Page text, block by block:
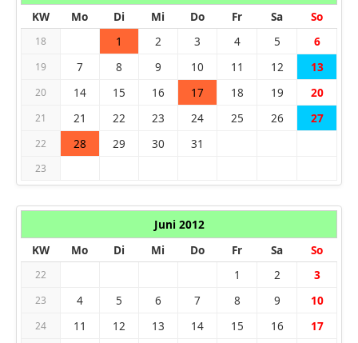
KW
Mo Di Mi Do Fr Sa So
18 1 2 3 4 5 6
19 7 8 9 10 11 12 13
20 14 15 16 17 18 19 20
21 21 22 23 24 25 26 27
22 28 29 30 31
23
Juni 2012
KW
Mo Di Mi Do Fr Sa So
22 1 2 3
23 4 5 6 7 8 9 10
24 11 12 13 14 15 16 17